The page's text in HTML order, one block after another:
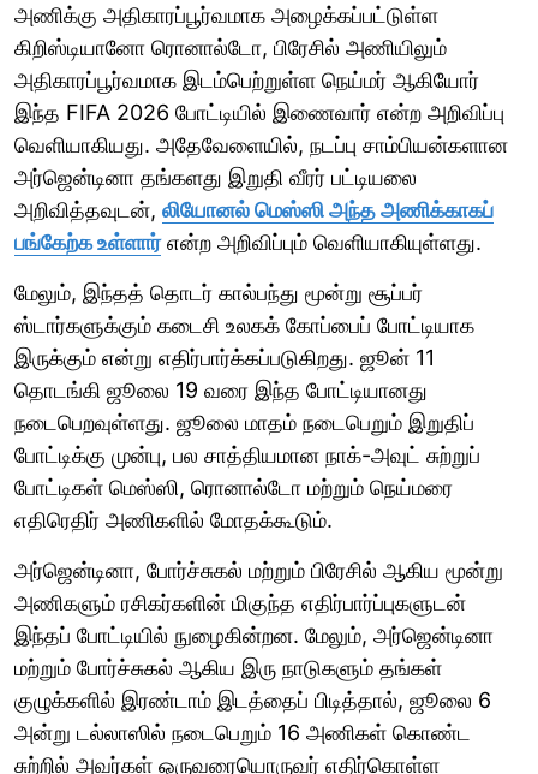
அணிக்கு அதிகாரப்பூர்வமாக அழைக்கப்பட்டுள்ள
கிறிஸ்டியானோ ரொனால்டோ, பிரேசில் அணியிலும்
அதிகாரப்பூர்வமாக இடம்பெற்றுள்ள நெய்மர் ஆகியோர்
இந்த FIFA 2026 போட்டியில் இணைவார் என்ற அறிவிப்பு
வெளியாகியது. அதேவேளையில், நடப்பு சாம்பியன்களான
அர்ஜென்டினா தங்களது இறுதி வீரர் பட்டியலை
அறிவித்தவுடன், லியோனல் மெஸ்ஸி அந்த அணிக்காகப்
பங்கேற்க உள்ளார்என்ற அறிவிப்பும் வெளியாகியுள்ளது.
மேலும், இந்தத் தொடர் கால்பந்து மூன்று சூப்பர்
ஸ்டார்களுக்கும் கடைசி உலகக் கோப்பைப் போட்டியாக
இருக்கும் என்று எதிர்பார்க்கப்படுகிறது. ஜூன் 11
தொடங்கி ஜூலை 19 வரை இந்த போட்டியானது
நடைபெறவுள்ளது. ஜூலை மாதம் நடைபெறும் இறுதிப்
போட்டிக்கு முன்பு, பல சாத்தியமான நாக்-அவுட் சுற்றுப்
போட்டிகள் மெஸ்ஸி, ரொனால்டோ மற்றும் நெய்மரை
எதிரெதிர் அணிகளில் மோதக்கூடும்.
அர்ஜென்டினா, போர்ச்சுகல் மற்றும் பிரேசில் ஆகிய மூன்று
அணிகளும் ரசிகர்களின் மிகுந்த எதிர்பார்ப்புகளுடன்
இந்தப் போட்டியில் நுழைகின்றன. மேலும், அர்ஜென்டினா
மற்றும் போர்ச்சுகல் ஆகிய இரு நாடுகளும் தங்கள்
குழுக்களில் இரண்டாம் இடத்தைப் பிடித்தால், ஜூலை 6
அன்று டல்லாஸில் நடைபெறும் 16 அணிகள் கொண்ட
சுற்றில் அவர்கள் ஒருவரையொருவர் எதிர்கொள்ள